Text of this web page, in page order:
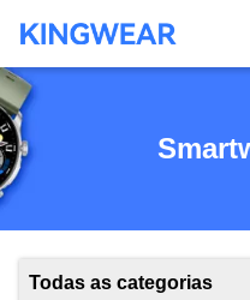
Todas as categorias